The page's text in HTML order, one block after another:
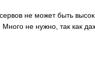
не может быть
не нужно, так как